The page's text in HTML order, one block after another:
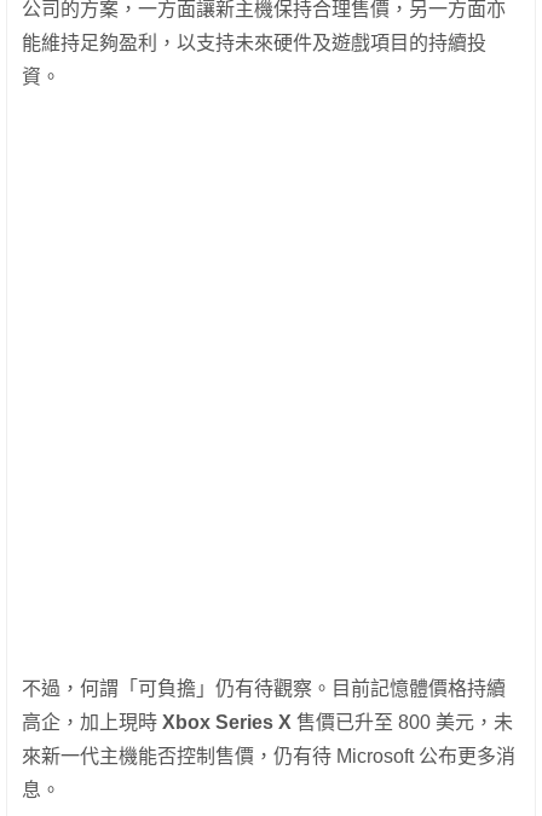
公司的方案，一方面讓新主機保持合理售價，另一方面亦
能維持足夠盈利，以支持未來硬件及遊戲項目的持續投
資。
不過，何謂「可負擔」仍有待觀察。目前記憶體價格持續
高企，加上現時 Xbox Series X 售價已升至 800 美元，未
來新一代主機能否控制售價，仍有待 Microsoft 公布更多消
息。